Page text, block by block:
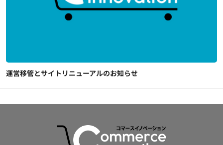
運営移管とサイトリニューアルのお知らせ